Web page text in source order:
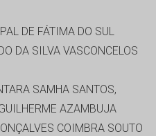
DE FÁTIMA DO SUL
DA SILVA VASCONCELOS
SAMHA SANTOS,
AZAMBUJA
COIMBRA SOUTO